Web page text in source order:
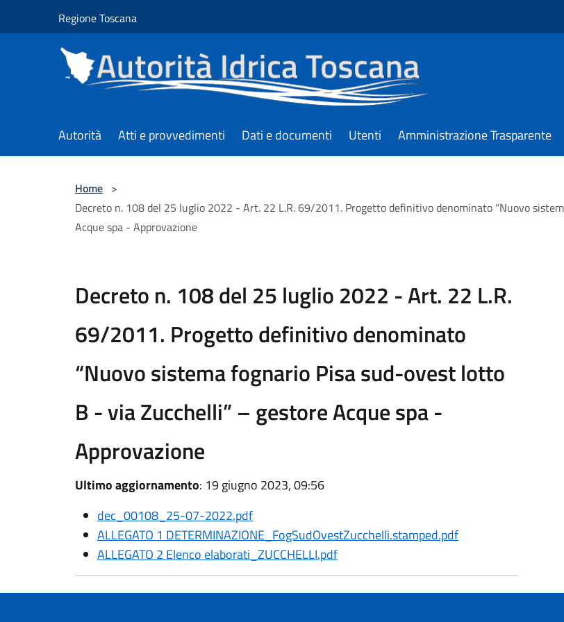
Regione Toscana
Autorità Atti e provvedimenti Dati e documenti Utenti Amministrazione Trasparente
Home >
Decreto n. 108 del 25 luglio 2022 - Art. 22 L.R. 69/2011. Progetto definitivo denominato “Nuovo
Acque spa - Approvazione
Decreto n. 108 del 25 luglio 2022 - Art. 22 L.R.
69/2011. Progetto definitivo denominato
“Nuovo sistema fognario Pisa sud-ovest lotto
B - via Zucchelli” – gestore Acque spa -
Approvazione
Ultimo aggiornamento: 19 giugno 2023, 09:56
dec_00108_25-07-2022.pdf
ALLEGATO 1 DETERMINAZIONE_FogSudOvestZucchelli.stamped.pdf
ALLEGATO 2 Elenco elaborati_ZUCCHELLI.pdf